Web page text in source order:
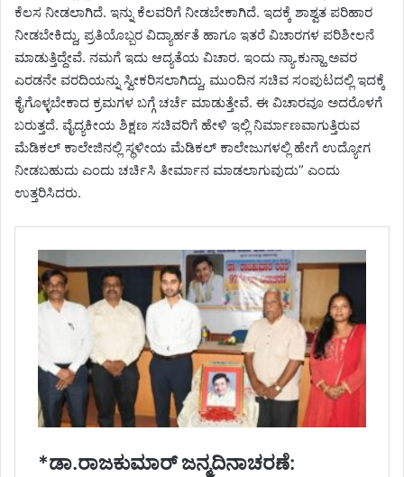
ಕೆಲಸ ನೀಡಲಾಗಿದೆ. ಇನ್ನು ಕೆಲವರಿಗೆ ನೀಡಬೇಕಾಗಿದೆ. ಇದಕ್ಕೆ ಶಾಶ್ವತ ಪರಿಹಾರ
ನೀಡಬೇಕಿದ್ದು, ಪ್ರತಿಯೊಬ್ಬರ ವಿದ್ಯಾರ್ಹತೆ ಹಾಗೂ ಇತರೆ ವಿಚಾರಗಳ ಪರಿಶೀಲನೆ
ಮಾಡುತ್ತಿದ್ದೇವೆ. ನಮಗೆ ಇದು ಆದ್ಯತೆಯ ವಿಚಾರ. ಇಂದು ನ್ಯಾ.ಕುನ್ಹಾ ಅವರ
ಎರಡನೇ ವರದಿಯನ್ನು ಸ್ವೀಕರಿಸಲಾಗಿದ್ದು, ಮುಂದಿನ ಸಚಿವ ಸಂಪುಟದಲ್ಲಿ ಇದಕ್ಕೆ
ಕೈಗೊಳ್ಳಬೇಕಾದ ಕ್ರಮಗಳ ಬಗ್ಗೆ ಚರ್ಚೆ ಮಾಡುತ್ತೇವೆ. ಈ ವಿಚಾರವೂ ಅದರೊಳಗೆ
ಬರುತ್ತದೆ. ವೈದ್ಯಕೀಯ ಶಿಕ್ಷಣ ಸಚಿವರಿಗೆ ಹೇಳಿ ಇಲ್ಲಿ ನಿರ್ಮಾಣವಾಗುತ್ತಿರುವ
ಮೆಡಿಕಲ್ ಕಾಲೇಜಿನಲ್ಲಿ ಸ್ಥಳೀಯ ಮೆಡಿಕಲ್ ಕಾಲೇಜುಗಳಲ್ಲಿ ಹೇಗೆ ಉದ್ಯೋಗ
ನೀಡಬಹುದು ಎಂದು ಚರ್ಚಿಸಿ ತೀರ್ಮಾನ ಮಾಡಲಾಗುವುದು” ಎಂದು
ಉತ್ತರಿಸಿದರು.